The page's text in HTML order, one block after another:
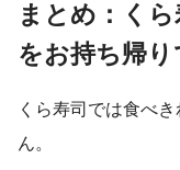
まとめ：く
をお持ち帰
くら寿司では食べ
ん。